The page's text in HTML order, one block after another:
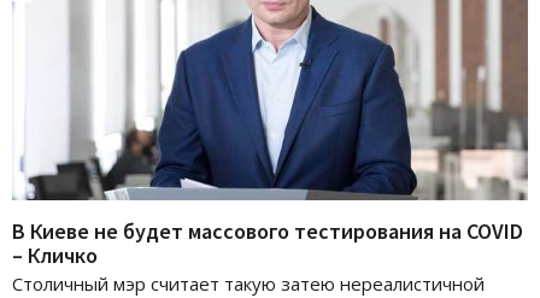
В Киеве не будет массового тестирования на COVID
– Кличко
Столичный мэр считает такую затею нереалистичной